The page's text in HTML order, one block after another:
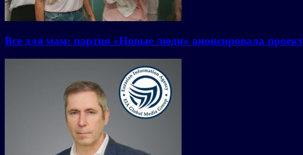
Все для мам: партия «Новые люди» анонсировала